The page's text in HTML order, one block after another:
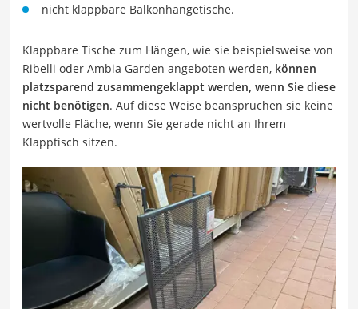
nicht klappbare Balkonhängetische.
Klappbare Tische zum Hängen, wie sie beispielsweise von
Ribelli oder Ambia Garden angeboten werden, können
platzsparend zusammengeklappt werden, wenn Sie diese
nicht benötigen. Auf diese Weise beanspruchen sie keine
wertvolle Fläche, wenn Sie gerade nicht an Ihrem
Klapptisch sitzen.